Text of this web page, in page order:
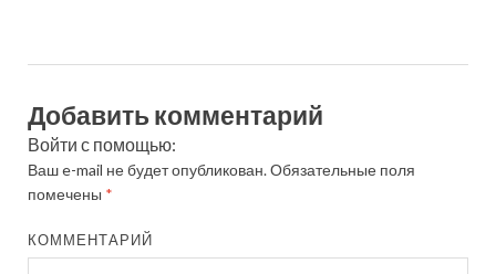
Добавить комментарий
Войти с помощью:
Ваш e-mail не будет опубликован.Обязательные поля
помечены *
КОММЕНТАРИЙ